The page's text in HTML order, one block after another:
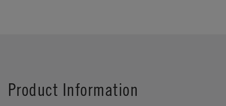
Last Name *
Product Information